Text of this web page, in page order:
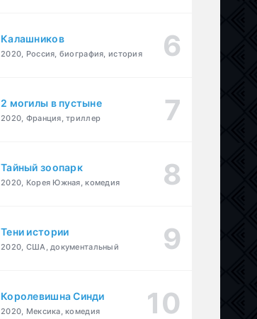
Калашников
2020, Россия, биография, история
2 могилы в пустыне
2020, Франция, триллер
Тайный зоопарк
2020, Корея Южная, комедия
Тени истории
2020, США, документальный
Королевишна Синди
2020, Мексика, комедия